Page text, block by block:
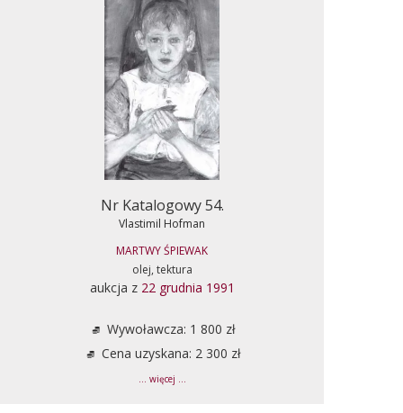
Nr Katalogowy 54.
Vlastimil Hofman
MARTWY ŚPIEWAK
olej, tektura
aukcja z 22 grudnia 1991
Wywoławcza: 1 800 zł
Cena uzyskana: 2 300 zł
... więcej ...